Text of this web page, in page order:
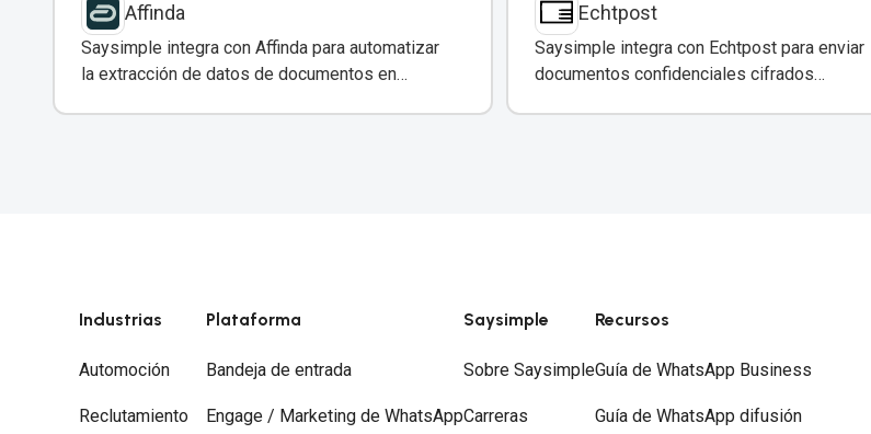
Affinda
Saysimple integra con Affinda para automatizar
la extracción de datos de documentos en
Echtpost
Saysimple integra con Echtpost para enviar
documentos confidenciales cifrados
Industrias
Automoción
Reclutamiento
Plataforma
Bandeja de entrada
Engage / Marketing de WhatsApp
Saysimple
Sobre Saysimple
Carreras
Recursos
Guía de WhatsApp Business
Guía de WhatsApp difusión